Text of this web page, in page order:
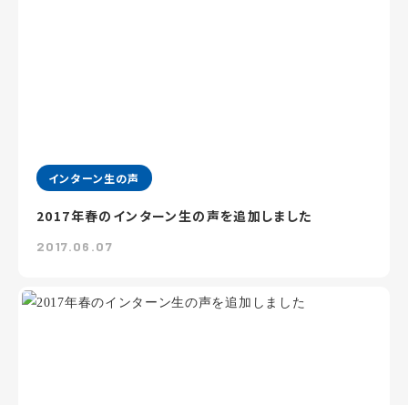
インターン生の声
2017年春のインターン生の声を追加しました
2017.06.07